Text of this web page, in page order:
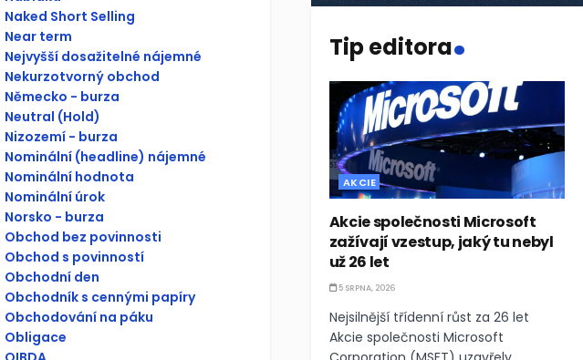
Naked Short Selling
Near term
Nejvyšší dosažitelné nájemné
Nekurzotvorný obchod
Německo - burza
Neutral (Hold)
Nizozemí - burza
Nominální (headline) nájemné
Nominální hodnota
Nominální úrok
Norsko - burza
Obchod bez povinnosti
Obchod s povinností
Obchodní den
Obchodník s cennými papíry
Obchodování na páku
Obligace
Tip editora.
AKCIE
Akcie společnosti Microsoft
zažívají vzestup, jaký tu nebyl
už 26 let
5 SRPNA, 2026
Nejsilnější třídenní růst za 26 let
Akcie společnosti Microsoft